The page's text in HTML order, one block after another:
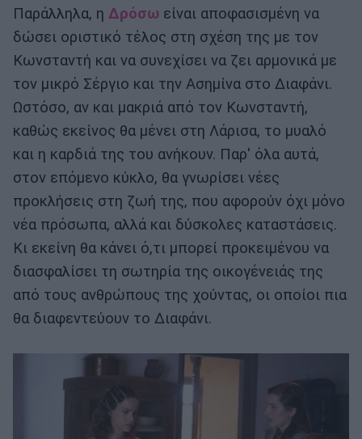
Παράλληλα, η Δρόσω είναι αποφασισμένη να
δώσει οριστικό τέλος στη σχέση της με τον
Κωνσταντή και να συνεχίσει να ζει αρμονικά με
τον μικρό Σέργιο και την Ασημίνα στο Διαφάνι.
Ωστόσο, αν και μακριά από τον Κωνσταντή,
καθώς εκείνος θα μένει στη Λάρισα, το μυαλό
και η καρδιά της του ανή­κουν. Παρ' όλα αυτά,
στον επόμενο κύκλο, θα γνωρίσει νέες
προκλήσεις στη ζωή της, που αφορούν όχι μόνο
νέα πρόσωπα, αλλά και δύσκολες καταστάσεις.
Κι εκείνη θα κάνει ό,τι μπορεί προκειμένου να
διασφαλί­σει τη σωτηρία της οικογένειάς της
από τους ανθρώπους της χούντας, οι οποίοι πια
θα διαφεντεύουν το Διαφάνι.